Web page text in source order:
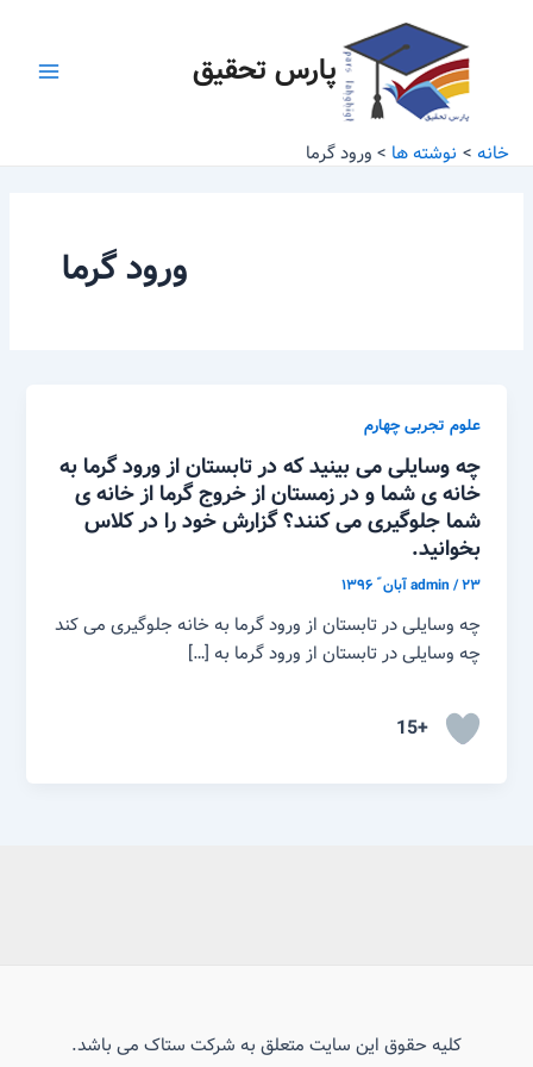
پارس تحقیق
خانه نوشته ها ورود گرما
ورود گرما
علوم تجربی چهارم
چه وسایلی می بینید که در تابستان از ورود گرما به
خانه ی شما و در زمستان از خروج گرما از خانه ی
شما جلوگیری می کنند؟ گزارش خود را در کلاس
بخوانید.
admin/۲۳ آبان ّ ۱۳۹۶
چه وسایلی در تابستان از ورود گرما به خانه جلوگیری می کند
چه وسایلی در تابستان از ورود گرما به […]
+15
کلیه حقوق این سایت متعلق به شرکت ستاک می باشد.